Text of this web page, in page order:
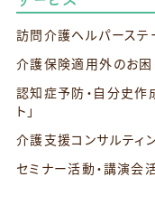
訪問介護ヘルパーステ
介護保険適用外のお困
認知症予防・自分史作
ト」
介護支援コンサルティ
セミナー活動・講演会